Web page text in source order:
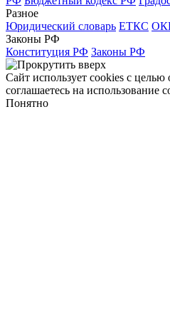
Разное
Юридический словарь ЕТКС
Законы РФ
Конституция РФ Законы РФ
Сайт использует cookies с
соглашаетесь на использование
Понятно